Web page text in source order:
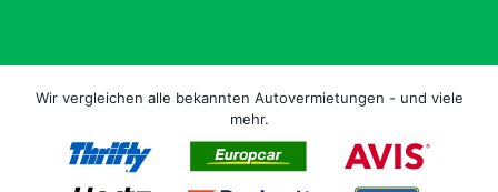
Wir vergleichen alle bekannten Autovermietungen - und viele
mehr.